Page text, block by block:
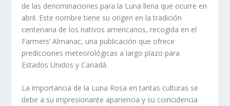
de las denominaciones para la Luna llena que ocurre en
abril. Este nombre tiene su origen en la tradición
centenaria de los nativos americanos, recogida en el
Farmers’ Almanac, una publicación que ofrece
predicciones meteorológicas a largo plazo para
Estados Unidos y Canadá.
La importancia de la Luna Rosa en tantas culturas se
debe a su impresionante apariencia y su coincidencia